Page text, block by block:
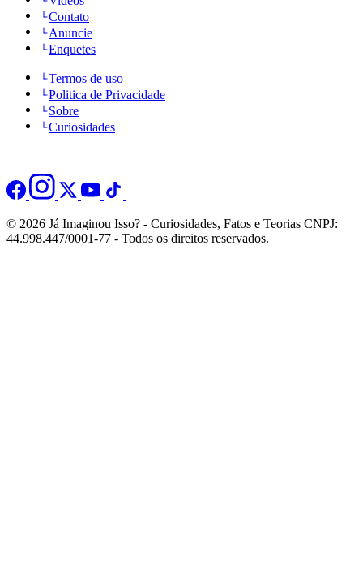
Contato
Anuncie
Enquetes
Termos de uso
Politica de Privacidade
Sobre
Curiosidades
© 2026 Já Imaginou Isso? - Curiosidades, Fatos e Teorias CNPJ:
44.998.447/0001-77 - Todos os direitos reservados.